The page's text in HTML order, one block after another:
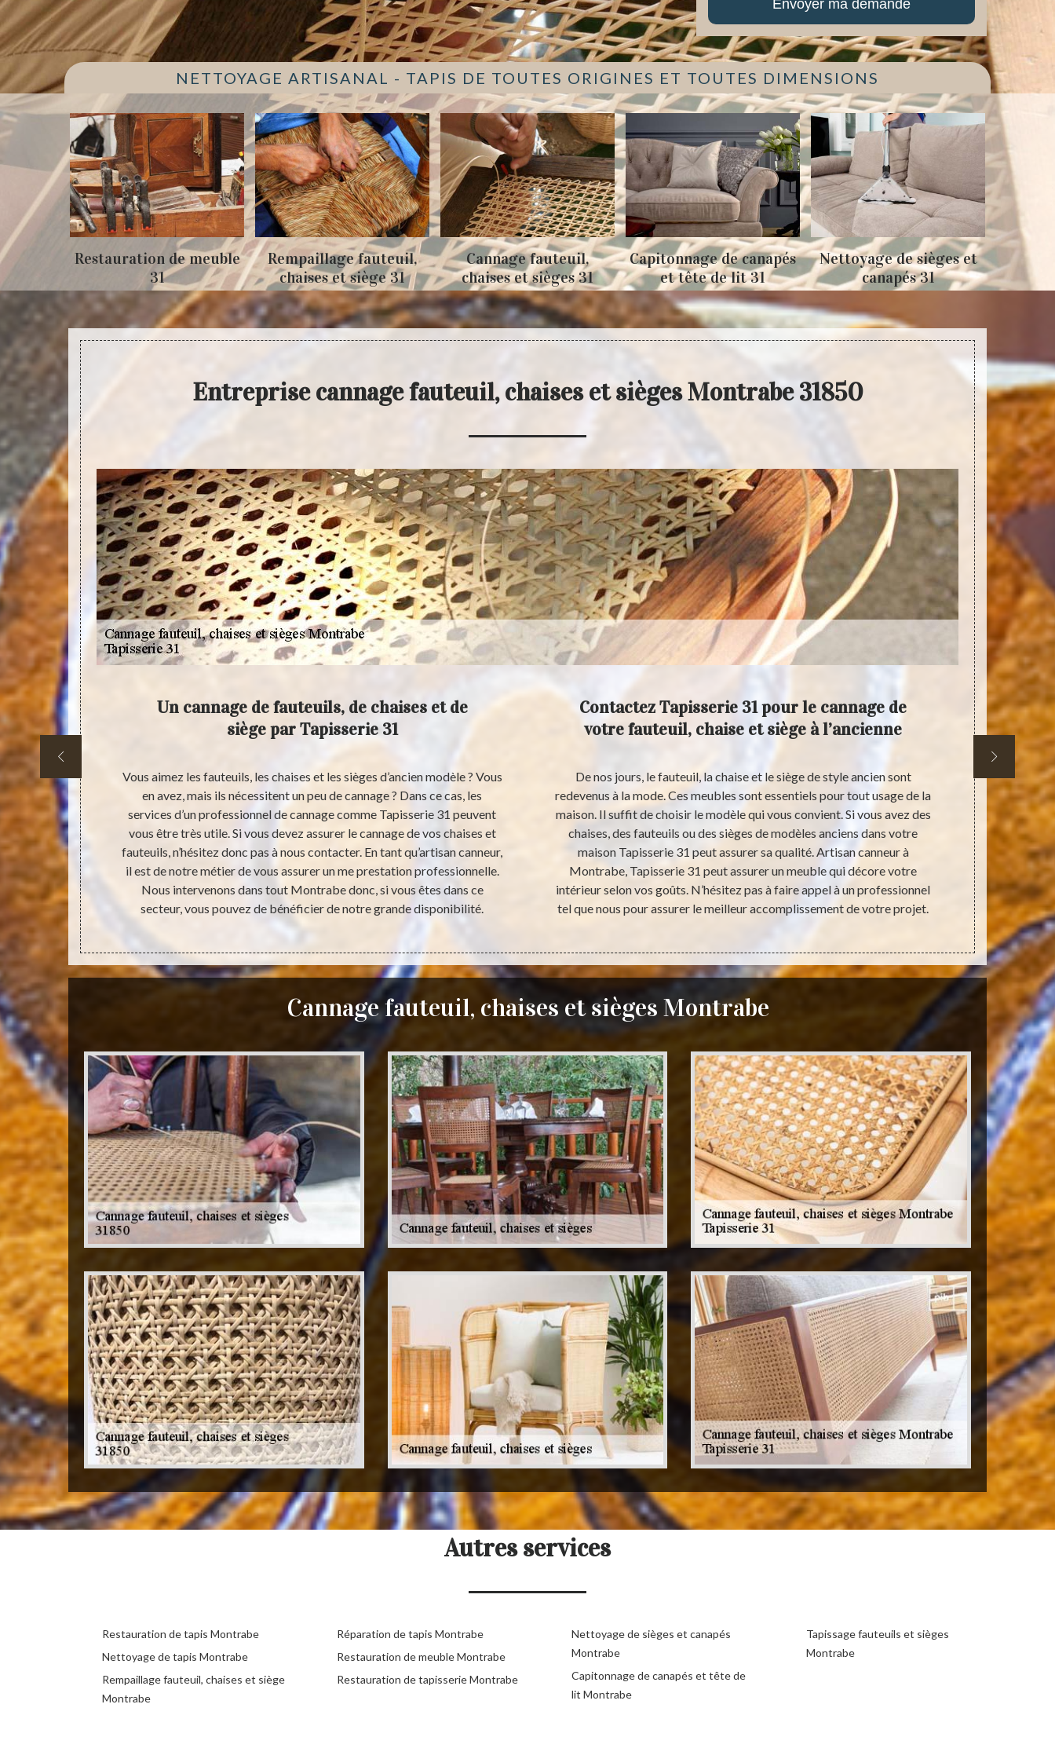
NETTOYAGE ARTISANAL - TAPIS DE TOUTES ORIGINES ET TOUTES DIMENSIONS
de meuble
Rempaillage fauteuil,
chaises et siège 31
Cannage fauteuil,
chaises et sièges 31
Capitonnage de canapés
et tête de lit 31
Nettoyage de sièges et
canapés 31
Tapissage fauteuils et
sièges 31
Entreprise cannage fauteuil, chaises et sièges Montrabe 31850
et
de
cannage de
votre
sans que
pas vous
adresse. Le
Un cannage de fauteuils, de chaises et de
siège par Tapisserie 31
Vous aimez les fauteuils, les chaises et les sièges d’ancien modèle ? Vous
en avez, mais ils nécessitent un peu de cannage ? Dans ce cas, les
services d’un professionnel de cannage comme Tapisserie 31 peuvent
vous être très utile. Si vous devez assurer le cannage de vos chaises et
fauteuils, n’hésitez donc pas à nous contacter. En tant qu’artisan canneur,
il est de notre métier de vous assurer un me prestation professionnelle.
Nous intervenons dans tout Montrabe donc, si vous êtes dans ce
secteur, vous pouvez de bénéficier de notre grande disponibilité.
Contactez Tapisserie 31 pour le cannage de
votre fauteuil, chaise et siège à l’ancienne
De nos jours, le fauteuil, la chaise et le siège de style ancien sont
redevenus à la mode. Ces meubles sont essentiels pour tout usage de la
maison. Il suffit de choisir le modèle qui vous convient. Si vous avez des
chaises, des fauteuils ou des sièges de modèles anciens dans votre
maison Tapisserie 31 peut assurer sa qualité. Artisan canneur à
Montrabe, Tapisserie 31 peut assurer un meuble qui décore votre
intérieur selon vos goûts. N’hésitez pas à faire appel à un professionnel
tel que nous pour assurer le meilleur accomplissement de votre projet.
Bien
cannage
ville. Ils
solliciter le
Cannage fauteuil, chaises et sièges Montrabe
Autres services
Restauration de tapis Montrabe
Nettoyage de tapis Montrabe
Rempaillage fauteuil, chaises et siège
Montrabe
Réparation de tapis Montrabe
Restauration de meuble Montrabe
Restauration de tapisserie Montrabe
Nettoyage de sièges et canapés
Montrabe
Capitonnage de canapés et tête de
lit Montrabe
Tapissage fauteuils et sièges
Montrabe